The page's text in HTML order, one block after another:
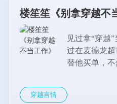
楼笙笙《别拿穿越不
见过拿“穿越
过在麦德龙
替他买单，
穿越言情